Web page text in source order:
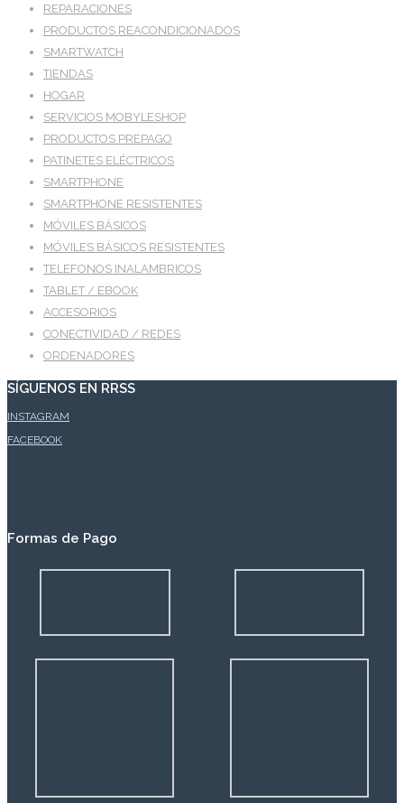
REPARACIONES
PRODUCTOS REACONDICIONADOS
SMARTWATCH
TIENDAS
HOGAR
SERVICIOS MOBYLESHOP
PRODUCTOS PREPAGO
PATINETES ELÉCTRICOS
SMARTPHONE
SMARTPHONE RESISTENTES
MÓVILES BÁSICOS
MÓVILES BÁSICOS RESISTENTES
TELEFONOS INALAMBRICOS
TABLET / EBOOK
ACCESORIOS
CONECTIVIDAD / REDES
ORDENADORES
SÍGUENOS EN RRSS
INSTAGRAM
FACEBOOK
Formas de Pago